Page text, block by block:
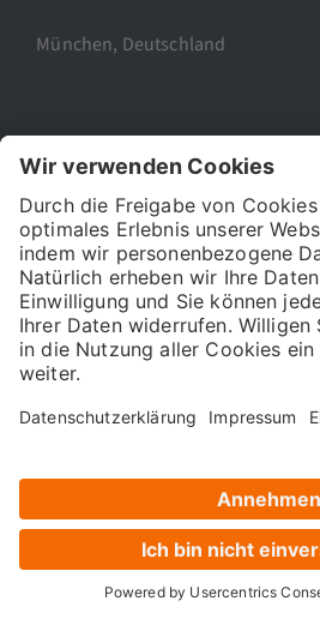
München, Deutschland
Digital Verband
Deutscher
Mittelstandsbund